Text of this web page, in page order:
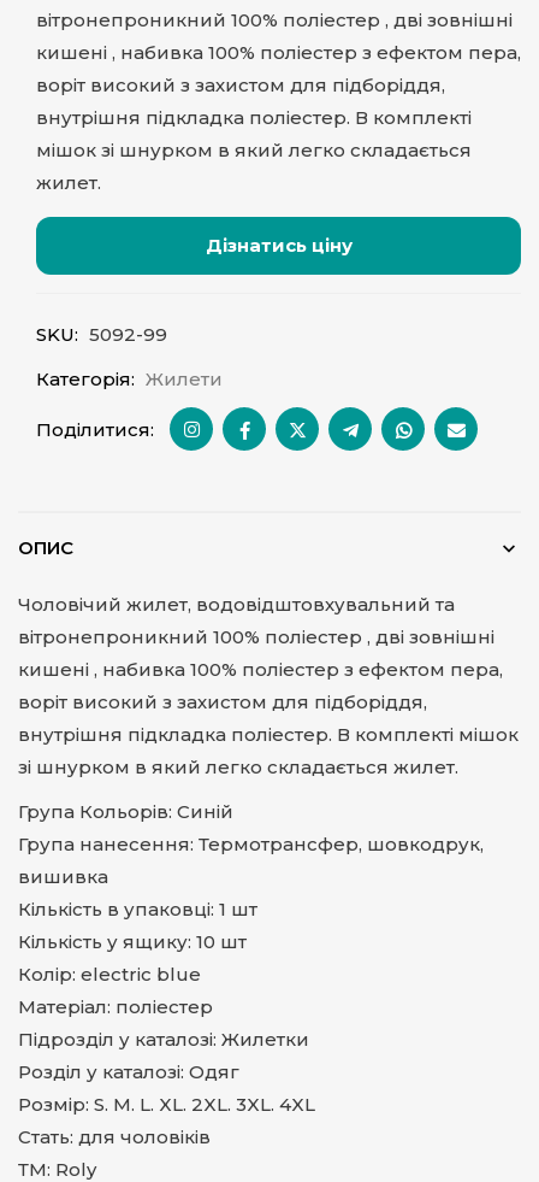
вітронепроникний 100% поліестер , дві зовнішні
кишені , набивка 100% поліестер з ефектом пера,
воріт високий з захистом для підборіддя,
внутрішня підкладка поліестер. В комплекті
мішок зі шнурком в який легко складається
жилет.
Дізнатись ціну
SKU: 5092-99
Категорія: Жилети
Поділитися:
ОПИС
Чоловічий жилет, водовідштовхувальний та
вітронепроникний 100% поліестер , дві зовнішні
кишені , набивка 100% поліестер з ефектом пера,
воріт високий з захистом для підборіддя,
внутрішня підкладка поліестер. В комплекті мішок
зі шнурком в який легко складається жилет.
Група Кольорів: Синій
Група нанесення: Термотрансфер, шовкодрук,
вишивка
Кількість в упаковці: 1 шт
Кількість у ящику: 10 шт
Колір: electric blue
Матеріал: поліестер
Підрозділ у каталозі: Жилетки
Розділ у каталозі: Одяг
Розмір: S. M. L. XL. 2XL. 3XL. 4XL
Стать: для чоловіків
ТМ: Roly